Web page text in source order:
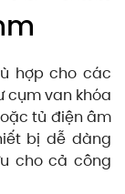
hợp cho các
cụm van khóa
tủ điện âm
bị dễ dàng
cho cả công